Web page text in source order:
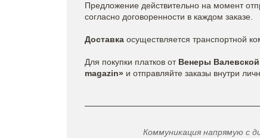
Предложение действительно на момент
согласно договоренности в каждом заказе.
Доставка осуществляется транспортной
Для покупки платков от Венеры Валевской
magazin» и отправляйте заказы внутри
Коммуникация напрямую с